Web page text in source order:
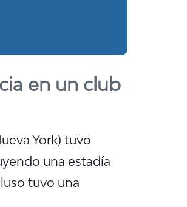
en un club
York) tuvo
una estadía
tuvo una